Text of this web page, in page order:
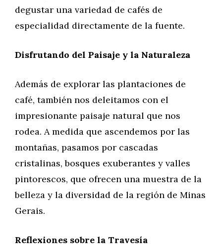
degustar una variedad de cafés de
especialidad directamente de la fuente.
Disfrutando del Paisaje y la Naturaleza
Además de explorar las plantaciones de
café, también nos deleitamos con el
impresionante paisaje natural que nos
rodea. A medida que ascendemos por las
montañas, pasamos por cascadas
cristalinas, bosques exuberantes y valles
pintorescos, que ofrecen una muestra de la
belleza y la diversidad de la región de Minas
Gerais.
Reflexiones sobre la Travesía